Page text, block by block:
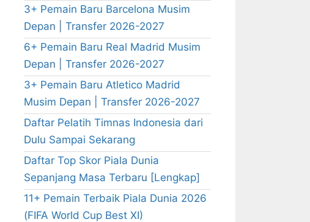
3+ Pemain Baru Barcelona Musim
Depan | Transfer 2026-2027
6+ Pemain Baru Real Madrid Musim
Depan | Transfer 2026-2027
3+ Pemain Baru Atletico Madrid
Musim Depan | Transfer 2026-2027
Daftar Pelatih Timnas Indonesia dari
Dulu Sampai Sekarang
Daftar Top Skor Piala Dunia
Sepanjang Masa Terbaru [Lengkap]
11+ Pemain Terbaik Piala Dunia 2026
(FIFA World Cup Best XI)